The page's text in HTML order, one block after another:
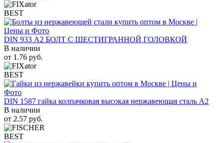
BEST
DIN 933 А2 БОЛТ С ШЕСТИГРАННОЙ ГОЛОВКОЙ
В наличии
от 1.76 руб.
BEST
DIN 1587 гайка колпачковая высокая нержавеющая сталь А2
В наличии
от 2.57 руб.
BEST